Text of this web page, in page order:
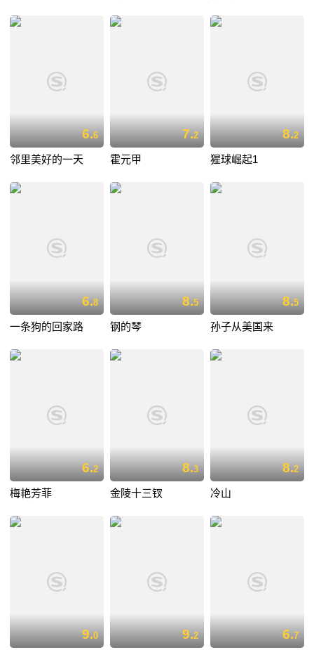
6.6
邻里美好的一天
7.2
霍元甲
8.2
猩球崛起1
6.8
一条狗的回家路
8.5
钢的琴
8.5
孙子从美国来
6.2
梅艳芳菲
8.3
金陵十三钗
8.2
冷山
9.0 9.2 6.7